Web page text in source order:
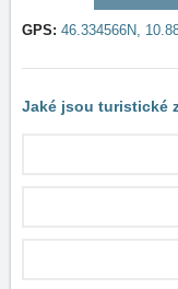
GPS: 46.334566N,
Jaké jsou turistické